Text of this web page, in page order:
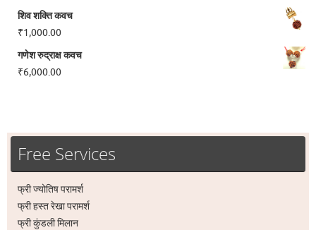
शिव शक्ति कवच
₹1,000.00
गणेश रुद्राक्ष कवच
₹6,000.00
Free Services
फ्री ज्योतिष परामर्श
फ्री हस्त रेखा परामर्श
फ्री कुंडली मिलान